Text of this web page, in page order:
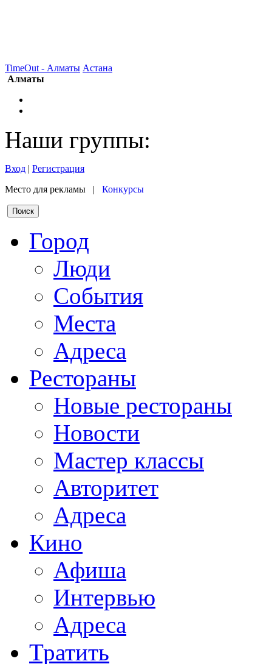
TimeOut - Алматы Астана
Алматы
Наши группы:
Вход | Регистрация
Место для рекламы | Конкурсы
Город
Люди
События
Места
Адреса
Рестораны
Новые рестораны
Новости
Мастер классы
Авторитет
Адреса
Кино
Афиша
Интервью
Адреса
Тратить